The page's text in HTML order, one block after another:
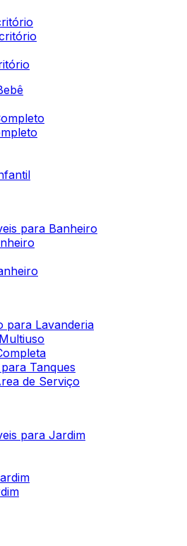
para Banheiro
para Lavanderia
Tanques
de Serviço
para Jardim